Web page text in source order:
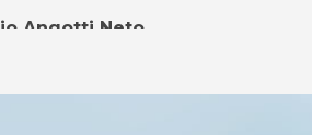
Angotti Neto
Dutra Pinheiro de Lacerda